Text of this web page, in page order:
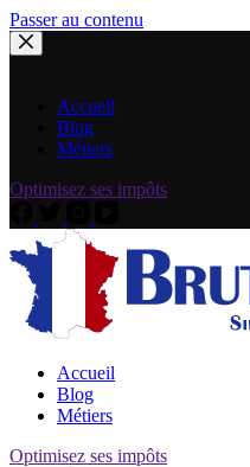
Passer au contenu
Accueil
Blog
Métiers
Optimisez ses impôts
Accueil
Blog
Métiers
Optimisez ses impôts